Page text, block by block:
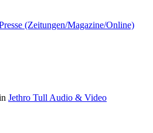
(Zeitungen/Magazine/Online)
Jethro Tull Audio & Video